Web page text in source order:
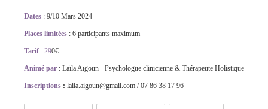
Dates : 9/10 Mars 2024
Places limitées : 6 participants maximum
Tarif : 290€
Animé par : Laïla Aïgoun - Psychologue clinicienne & Thérapeute Holistique
Inscriptions : laila.aigoun@gmail.com / 07 86 38 17 96